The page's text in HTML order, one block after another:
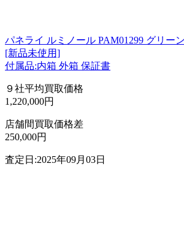
パネライ ルミノール PAM01299 グリー
[新品未使用]
付属品:内箱 外箱 保証書
９社平均買取価格
1,220,000円
店舗間買取価格差
250,000円
査定日:2025年09月03日